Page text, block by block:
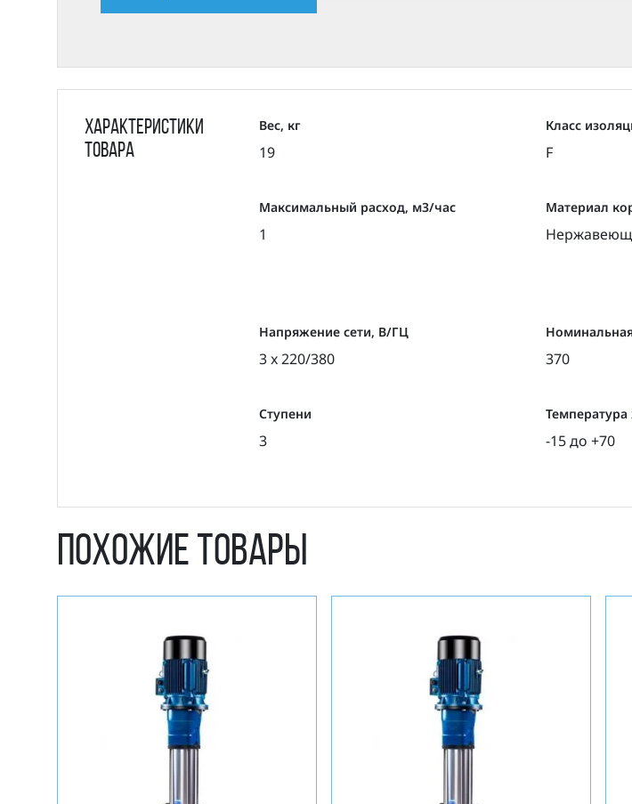
Характеристики
товара
Вес, кг
19
Класс
F
Максимальный расход, м3/час
1
Материал
Напряжение сети, В/ГЦ
3 x 220/380 370
Ступени
3 -15 до +70
Похожие товары